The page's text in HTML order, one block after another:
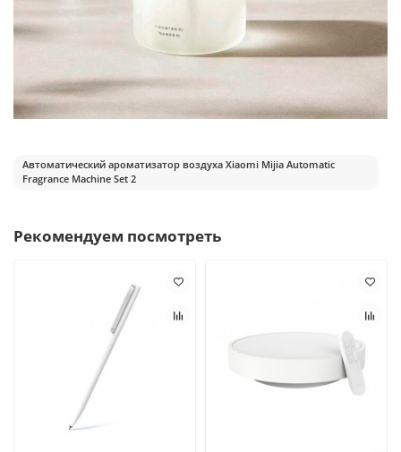
Автоматический ароматизатор воздуха Xiaomi Mijia Automatic
Fragrance Machine Set 2
Рекомендуем посмотреть